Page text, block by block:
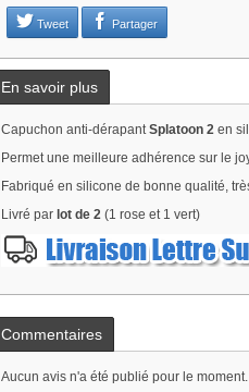
Tweet Partager
En savoir plus
Capuchon anti-dérapantSplatoon 2 en
Permet une meilleure adhérence sur le
Fabriqué en silicone de bonne qualité,
Livré par lot de 2 (1 rose et 1 vert)
Commentaires
Aucun avis n'a été publié pour le moment.